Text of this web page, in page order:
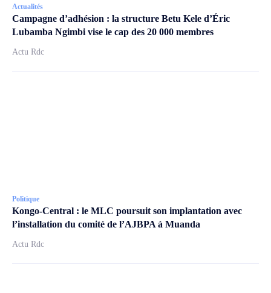
Actualités
Campagne d’adhésion : la structure Betu Kele d’Éric
Lubamba Ngimbi vise le cap des 20 000 membres
Actu Rdc
Politique
Kongo-Central : le MLC poursuit son implantation avec
l’installation du comité de l’AJBPA à Muanda
Actu Rdc